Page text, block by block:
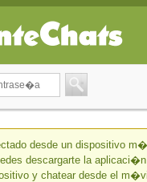
desde un dispositivo
descargarte la
y chatear desde el